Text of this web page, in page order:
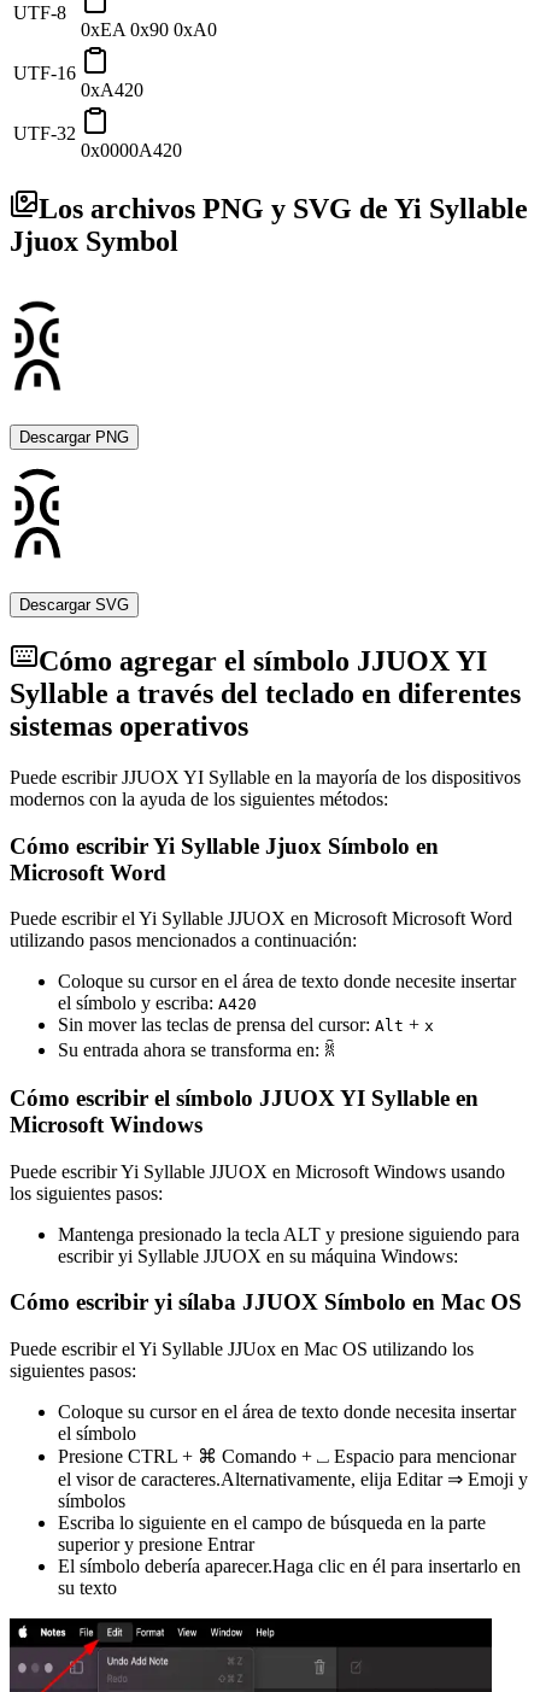
UTF-8
0xEA 0x90 0xA0
UTF-16
0xA420
UTF-32
0x0000A420
Los archivos PNG y SVG de Yi Syllable
Jjuox Symbol
Descargar PNG
Descargar SVG
Cómo agregar el símbolo JJUOX YI
Syllable a través del teclado en diferentes
sistemas operativos
Puede escribir JJUOX YI Syllable en la mayoría de los dispositivos
modernos con la ayuda de los siguientes métodos:
Cómo escribir Yi Syllable Jjuox Símbolo en
Microsoft Word
Puede escribir el Yi Syllable JJUOX en Microsoft Microsoft Word
utilizando pasos mencionados a continuación:
Coloque su cursor en el área de texto donde necesite insertar
el símbolo y escriba: A420
Sin mover las teclas de prensa del cursor: Alt + x
Su entrada ahora se transforma en: ꐠ
Cómo escribir el símbolo JJUOX YI Syllable en
Microsoft Windows
Puede escribir Yi Syllable JJUOX en Microsoft Windows usando
los siguientes pasos:
Mantenga presionado la tecla ALT y presione siguiendo para
escribir yi Syllable JJUOX en su máquina Windows:
Cómo escribir yi sílaba JJUOX Símbolo en Mac OS
Puede escribir el Yi Syllable JJUox en Mac OS utilizando los
siguientes pasos:
Coloque su cursor en el área de texto donde necesita insertar
el símbolo
Presione CTRL + ⌘ Comando + ⎵ Espacio para mencionar
el visor de caracteres.Alternativamente, elija Editar ⇒ Emoji y
símbolos
Escriba lo siguiente en el campo de búsqueda en la parte
superior y presione Entrar
El símbolo debería aparecer.Haga clic en él para insertarlo en
su texto